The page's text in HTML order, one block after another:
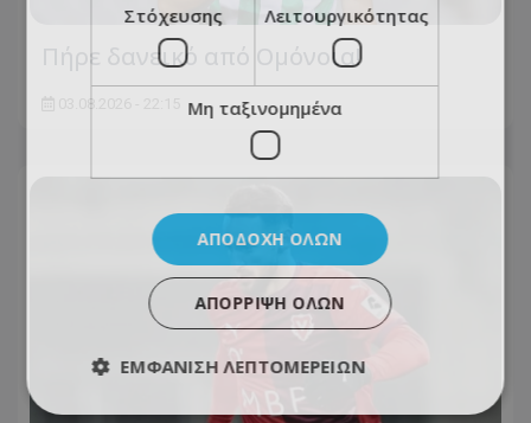
Πήρε δανεικό από Ομόνοια!
Στόχευσης Λειτουργικότητας
Μη ταξινομημένα
ΑΠΟΔΟΧΉ ΌΛΩΝ
ΑΠΌΡΡΙΨΗ ΌΛΩΝ
ΕΜΦΆΝΙΣΗ ΛΕΠΤΟΜΕΡΕΙΏΝ